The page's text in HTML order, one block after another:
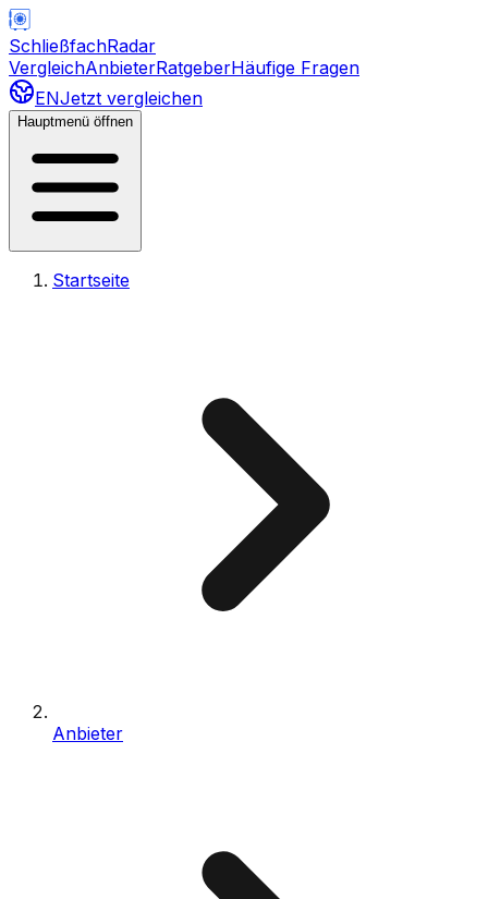
SchließfachRadar
VergleichAnbieterRatgeberHäufige Fragen
ENJetzt vergleichen
Hauptmenü öffnen
Startseite
Anbieter